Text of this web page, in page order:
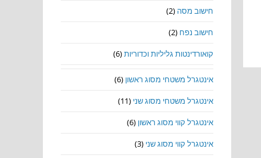
חישוב מסה (2)
חישוב נפח (2)
קואורדינטות גליליות וכדוריות(6)
אינטגרל משטחי מסוג ראשון (6)
אינטגרל משטחי מסוג שני (11)
אינטגרל קווי מסוג ראשון (6)
אינטגרל קווי מסוג שני (3)